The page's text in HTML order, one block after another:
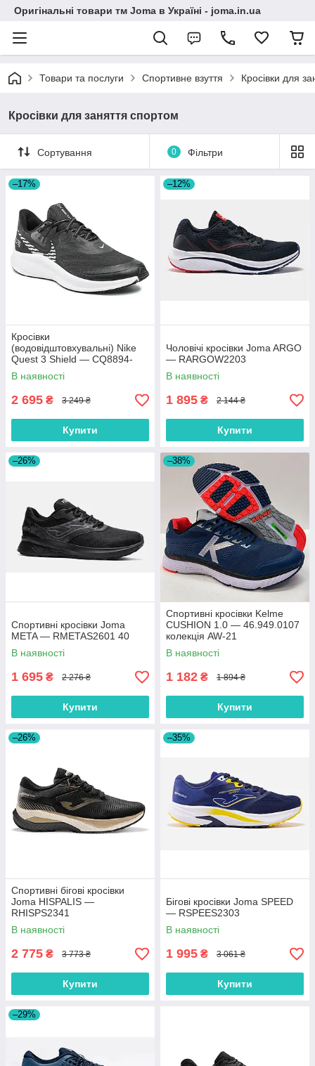
Оригінальні товари тм Joma в Україні - joma.in.ua
Товари та послуги Спортивне взуття Кросівки для
Кросівки для заняття спортом
Сортування 0 Фільтри
–17%
Кросівки
(водовідштовхувальні) Nike
Quest 3 Shield — CQ8894-
001
В наявності
2 695 ₴ 3 249 ₴
Купити
–12%
Чоловічі кросівки Joma ARGO
— RARGOW2203
В наявності
1 895 ₴ 2 144 ₴
Купити
–26%
Спортивні кросівки Joma
META — RMETAS2601 40
В наявності
1 695 ₴ 2 276 ₴
Купити
–38%
Спортивні кросівки Kelme
CUSHION 1.0 — 46.949.0107
колекція AW-21
В наявності
1 182 ₴ 1 894 ₴
Купити
–26%
Спортивні бігові кросівки
Joma HISPALIS —
RHISPS2341
В наявності
2 775 ₴ 3 773 ₴
Купити
–35%
Бігові кросівки Joma SPEED
— RSPEES2303
В наявності
1 995 ₴ 3 061 ₴
Купити
–29%